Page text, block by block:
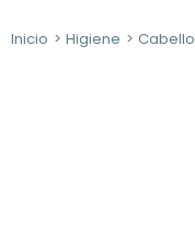
Inicio Higiene Cabello